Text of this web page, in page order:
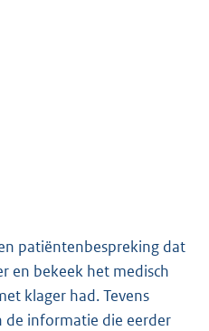
patiëntenbespreking dat
en bekeek het medisch
klager had. Tevens
de informatie die eerder